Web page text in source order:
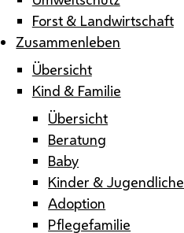
Forst & Landwirtschaft
Zusammenleben
Übersicht
Kind & Familie
Übersicht
Beratung
Baby
Kinder & Jugendliche
Adoption
Pflegefamilie